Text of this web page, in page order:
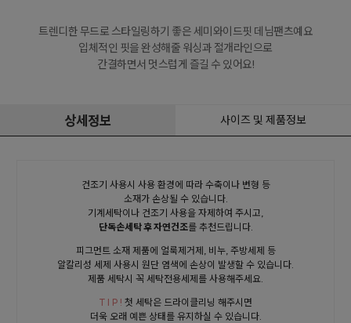
트렌디한 무드로 스타일링하기 좋은 세미와이드핏 데님팬츠예요
입체적인 핏을 완성해줄 워싱과 절개라인으로
간결하면서 멋스럽게 즐길 수 있어요!
상세정보 사이즈 및 제품정보
건조기 사용시 사용 환경에 따라 수축이나 변형 등
소재가 손상될 수 있습니다.
기계세탁이나 건조기 사용을 자제하여 주시고,
단독손세탁 후 자연건조를 추천드립니다.
피그먼트 소재 제품에 얼룩제거제, 비누, 주방세제 등
알칼리성 세제 사용시 원단 염색에 손상이 발생할 수 있습니다.
제품 세탁시 꼭 세탁전용세제를 사용해주세요.
T I P ! 첫 세탁은 드라이클리닝 해주시면
더욱 오래 예쁜 상태를 유지하실 수 있습니다.